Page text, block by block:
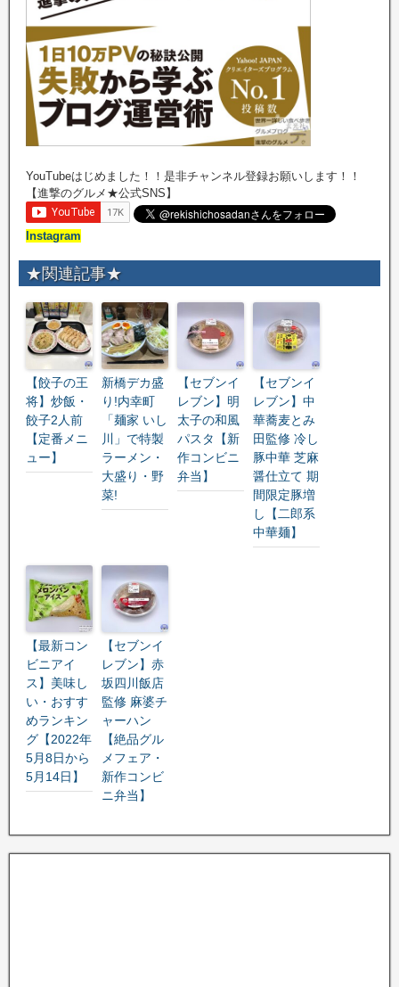
YouTubeはじめました！！是非チャンネル登録お願いします！！
【進撃のグルメ★公式SNS】
Instagram
★関連記事★
【餃子の王
将】炒飯・
餃子2人前
【定番メニ
ュー】
新橋デカ盛
り!内幸町
「麺家 いし
川」で特製
ラーメン・
大盛り・野
菜!
【セブンイ
レブン】明
太子の和風
パスタ【新
作コンビニ
弁当】
【セブンイ
レブン】中
華蕎麦とみ
田監修 冷し
豚中華 芝麻
醤仕立て 期
間限定豚増
し【二郎系
中華麺】
【最新コン
ビニアイ
ス】美味し
い・おすす
めランキン
グ【2022年
5月8日から
5月14日】
【セブンイ
レブン】赤
坂四川飯店
監修 麻婆チ
ャーハン
【絶品グル
メフェア・
新作コンビ
ニ弁当】